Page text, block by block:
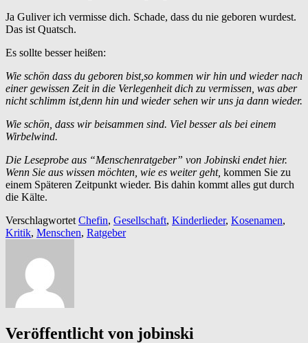
Ja Guliver ich vermisse dich. Schade, dass du nie geboren wurdest.
Das ist Quatsch.
Es sollte besser heißen:
Wie schön dass du geboren bist,so kommen wir hin und wieder nach
einer gewissen Zeit in die Verlegenheit dich zu vermissen, was aber
nicht schlimm ist,denn hin und wieder sehen wir uns ja dann wieder.
Wie schön, dass wir beisammen sind. Viel besser als bei einem
Wirbelwind.
Die Leseprobe aus “Menschenratgeber” von Jobinski endet hier.
Wenn Sie aus wissen möchten, wie es weiter geht, kommen Sie zu
einem Späteren Zeitpunkt wieder. Bis dahin kommt alles gut durch
die Kälte.
Verschlagwortet Chefin, Gesellschaft, Kinderlieder, Kosenamen,
Kritik, Menschen, Ratgeber
Veröffentlicht von jobinski